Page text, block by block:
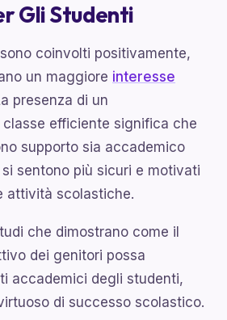
Gli Studenti
coinvolti positivamente,
un maggiore interesse
presenza di un
efficiente significa che
supporto sia accademico
sentono più sicuri e motivati
attività scolastiche.
che dimostrano come il
dei genitori possa
accademici degli studenti,
di successo scolastico.